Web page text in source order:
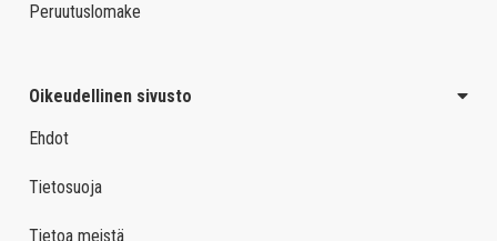
Peruutuslomake
Oikeudellinen sivusto
Ehdot
Tietosuoja
Tietoa meistä